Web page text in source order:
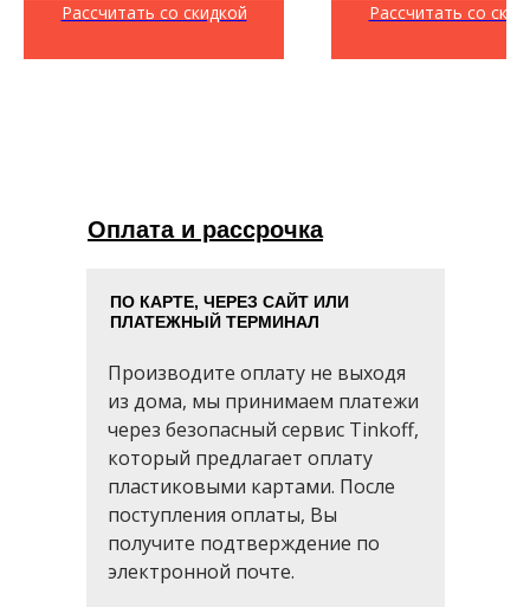
Рассчитать со скидкой Рассчитать со
Оплата и рассрочка
ПО КАРТЕ, ЧЕРЕЗ САЙТ ИЛИ
ПЛАТЕЖНЫЙ ТЕРМИНАЛ
Производите оплату не выходя
из дома, мы принимаем платежи
через безопасный сервис Tinkoff,
который предлагает оплату
пластиковыми картами. После
поступления оплаты, Вы
получите подтверждение по
электронной почте.